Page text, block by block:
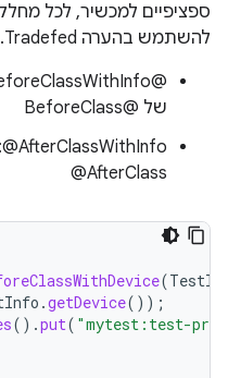
ספציפיים למכשיר, לכל
להשתמש בהערה Tradefed.
של @BeforeClass
@AfterClass
(
.getDevice());
().put( "mytest:test-